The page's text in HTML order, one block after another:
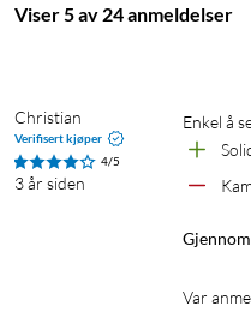
Viser 5 av 24 anmeldelser
Christian
Verifisert kjøper
4/5
3 år siden
Enkel å
Var